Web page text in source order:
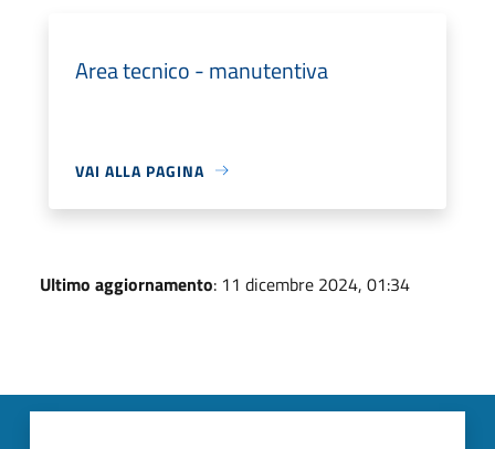
Area tecnico - manutentiva
VAI ALLA PAGINA
Ultimo aggiornamento: 11 dicembre 2024, 01:34